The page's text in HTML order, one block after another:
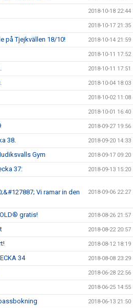
2018-10-18 22:44
2018-10-17 21:35
på Tjejkvällen 18/10! 2018-10-14 21:59
2018-10-11 17:52
2018-10-11 17:51
2018-10-04 18:03
2018-10-02 11:08
2018-10-01 16:40
2018-09-27 19:56
38. 2018-09-20 14:33
Gym 2018-09-17 09:20
37: 2018-09-13 15:20
Vi ramar in den
2018-09-06 22:27
gratis! 2018-08-26 21:57
2018-08-22 20:57
2018-08-12 18:19
34 2018-08-08 23:29
2018-06-28 22:56
2018-06-25 14:55
2018-06-13 21:50